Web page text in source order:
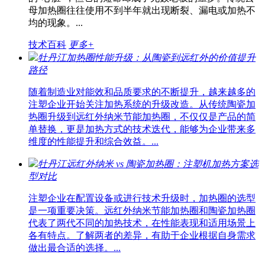
母加热圈往往使用不到半年就出现断裂、漏电或加热不
均的现象。...
技术百科 更多+
牡丹江加热圈性能升级：从陶瓷到远红外的价值提升
路径
随着制造业对能效和品质要求的不断提升，越来越多的
注塑企业开始关注加热系统的升级改造。从传统陶瓷加
热圈升级到远红外纳米节能加热圈，不仅仅是产品的简
单替换，更是加热方式的技术迭代，能够为企业带来多
维度的性能提升和综合效益。...
牡丹江远红外纳米 vs 陶瓷加热圈：注塑机加热方案选
型对比
注塑企业在配置设备或进行技术升级时，加热圈的选型
是一项重要决策。远红外纳米节能加热圈和陶瓷加热圈
代表了两代不同的加热技术，在性能表现和适用场景上
各有特点。了解两者的差异，有助于企业根据自身需求
做出最合适的选择。...